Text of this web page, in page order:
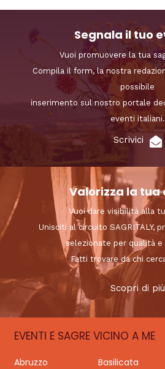
Segnala il tuo
Vuoi promuovere la tua
Compila il form, la nostra
possibile
inserimento sul nostro portale
eventi italiani.
Scrivici
Valorizza la
Vuoi dare visibilità alla
Unisciti al circuito SAGRITALY,
selezionate per qualità
Fatti trovare da chi
Scopri di più
EVENTI E SAGRE VICINO A ME
Abruzzo Basilicata